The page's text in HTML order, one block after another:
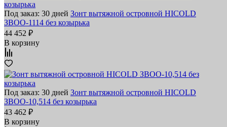
Под заказ: 30 дней Зонт вытяжной островной HICOLD
ЗВОО-1114 без козырька
44 452 ₽
В корзину
Под заказ: 30 дней Зонт вытяжной островной HICOLD
ЗВОО-10,514 без козырька
43 462 ₽
В корзину